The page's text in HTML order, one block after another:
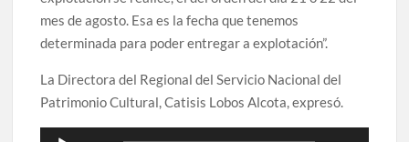
mes de agosto. Esa es la fecha que tenemos
determinada para poder entregar a explotación”.
La Directora del Regional del Servicio Nacional del
Patrimonio Cultural, Catisis Lobos Alcota, expresó.
Reproductor